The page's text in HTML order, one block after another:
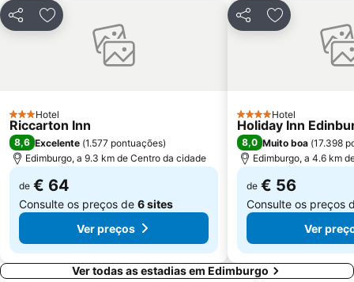
Ocean Terminal
Gleneagles Golf Resort
Blair Drummond Safari and Adventure Park
PartilharAdicionar aos favoritos
3 Estrelas
Hotel
Riccarton Inn
8,6 Excelente (1.577 pontuações)
Edimburgo, a 9.3 km de Centro da cidade
de € 64
Consulte os preços de 6 sites
Ver preços
PartilharAdicionar
4 Estrelas
Hotel
Holiday Inn
8,0 Muito boa (17.398
Edimburgo, a 4.6 km
de € 56
Consulte os preços
Ver
Ver todas as estadias em Edimburgo